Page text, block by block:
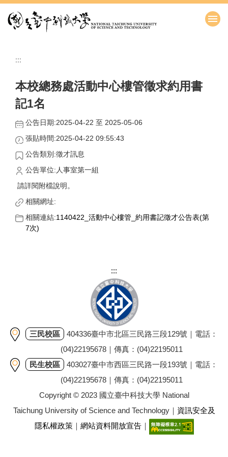
到
:::
本校總務處活動中心樓管徵求約用書
記1名
公告日期:2025-04-22 至 2025-05-06
張貼時間:2025-04-22 09:55:43
公告類別:徵才訊息
公告單位:人事室第一組
請詳閱附檔說明。
相關網址:
相關連結:1140422_活動中心樓管_約用書記徵才公告表(第
7次)
:::
三民校區
404336臺中市北區三民路三段129號｜電話：
(04)22195678｜傳真：(04)22195011
民生校區
403027臺中市西區三民路一段193號｜電話：
(04)22195678｜傳真：(04)22195011
Copyright © 2023 國立臺中科技大學 National
Taichung University of Science and Technology｜ 資訊安全及
隱私權政策｜ 網站資料開放宣告｜